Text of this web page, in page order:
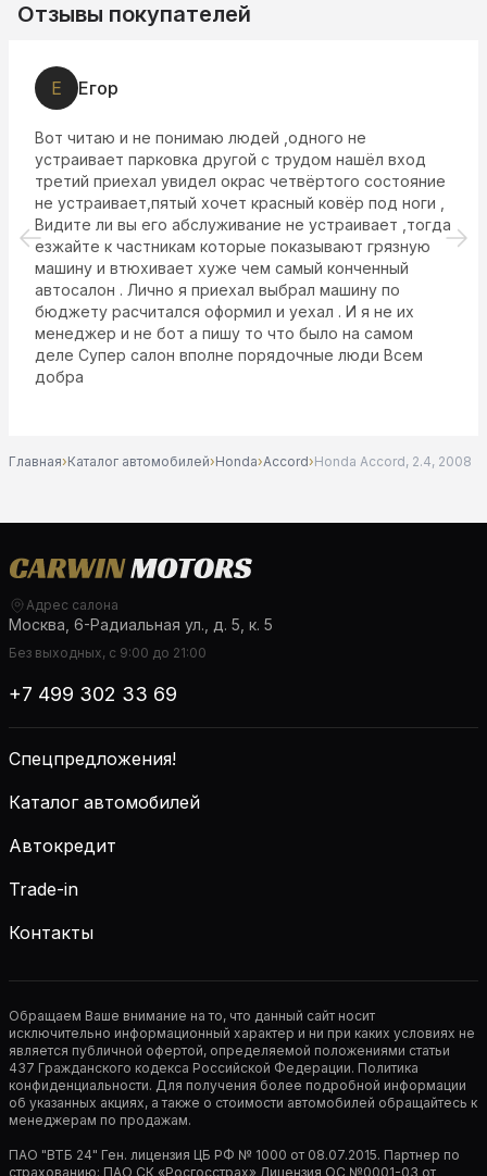
Отзывы покупателей
Е Егор
Вот читаю и не понимаю людей ,одного не
устраивает парковка другой с трудом нашёл вход
третий приехал увидел окрас четвёртого состояние
не устраивает,пятый хочет красный ковёр под ноги ,
Видите ли вы его абслуживание не устраивает ,тогда
езжайте к частникам которые показывают грязную
машину и втюхивает хуже чем самый конченный
автосалон . Лично я приехал выбрал машину по
бюджету расчитался оформил и уехал . И я не их
менеджер и не бот а пишу то что было на самом
деле Супер салон вполне порядочные люди Всем
добра
Главная›Каталог автомобилей›Honda›Accord›Honda Accord, 2.4, 2008
Адрес салона
Москва, 6-Радиальная ул., д. 5, к. 5
Без выходных, с 9:00 до 21:00
+7 499 302 33 69
Спецпредложения!
Каталог автомобилей
Автокредит
Trade-in
Контакты
Обращаем Ваше внимание на то, что данный сайт носит
исключительно информационный характер и ни при каких условиях не
является публичной офертой, определяемой положениями статьи
437 Гражданского кодекса Российской Федерации. Политика
конфиденциальности. Для получения более подробной информации
об указанных акциях, а также о стоимости автомобилей обращайтесь к
менеджерам по продажам.
ПАО "ВТБ 24" Ген. лицензия ЦБ РФ № 1000 от 08.07.2015. Партнер по
страхованию: ПАО СК «Росгосстрах» Лицензия ОС №0001-03 от